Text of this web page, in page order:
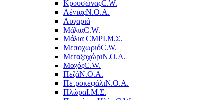
ΚρουσώναςC.W.
ΛένταςΝ.Ο.Α.
Λυγαριά
ΜάλιαC.W.
Μάλια CMPΙ.Μ.Σ.
ΜεσοχωριόC.W.
ΜεταξοχώριΝ.Ο.Α.
ΜοχόςC.W.
ΠεζάΝ.Ο.Α.
ΠετροκεφάλιΝ.Ο.Α.
ΠλώραΙ.Μ.Σ.